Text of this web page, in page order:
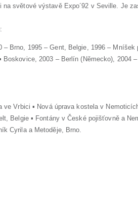
světové výstavě Expo´92 v Seville. Je
– Brno, 1995 – Gent, Belgie, 1996 –
Boskovice, 2003 – Berlín (Německo), 2004
Vrbici ▪ Nová úprava kostela v
Belgie ▪ Fontány v České pojišťovně a
Cyrila a Metoděje, Brno.